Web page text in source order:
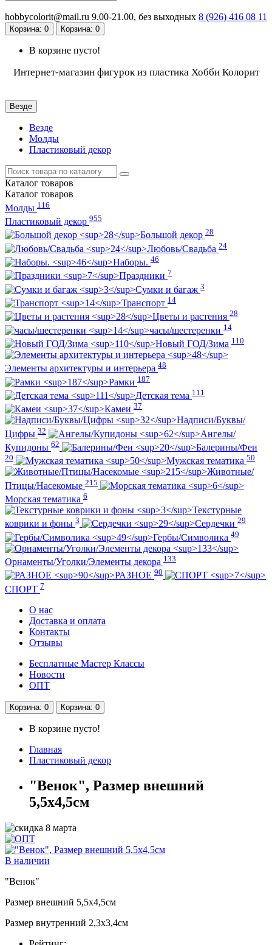
hobbycolorit@mail.ru 9.00-21.00, без выходных 8 (926) 416 08 11
Корзина: 0 Корзина: 0
В корзине пусто!
Интернет-магазин фигурок из пластика Хобби Колорит
Везде
Везде
Молды
Пластиковый декор
Каталог товаров
Каталог товаров
Молды 116
Пластиковый декор 955
Большой декор 28
Любовь/Cвадьба 24
Наборы. 46
Праздники 7
Сумки и багаж 3
Транспорт 14
Цветы и растения 28
часы/шестеренки 14
Новый ГОД/Зима 110
Элементы архитектуры и интерьера 48
Рамки 187
Детская тема 111
Камеи 37
Надписи/Буквы/
Цифры 32
Ангелы/
Купидоны 62 Балерины/Феи
20 Мужская тематика 50
Животные/
Птицы/Насекомые 215
Морская тематика 6
Текстурные
коврики и фоны 3 Сердечки 29
Гербы/Символика 49
Орнаменты/Уголки/Элементы декора 133
РАЗНОЕ 90
СПОРТ 7
О нас
Доставка и оплата
Контакты
Отзывы
Бесплатные Мастер Классы
Новости
ОПТ
Корзина: 0 Корзина: 0
В корзине пусто!
Главная
Пластиковый декор
"Венок", Размер внешний
5,5х4,5см
В наличии
"Венок"
Размер внешний 5,5х4,5см
Размер внутренний 2,3х3,4см